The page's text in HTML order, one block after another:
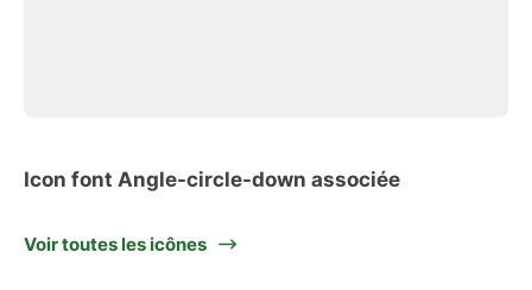
Icon font Angle-circle-down associée
Voir toutes les icônes